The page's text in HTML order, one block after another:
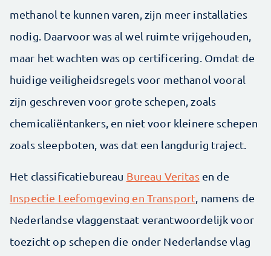
methanol te kunnen varen, zijn meer installaties
nodig. Daarvoor was al wel ruimte vrijgehouden,
maar het wachten was op certificering. Omdat de
huidige veiligheidsregels voor methanol vooral
zijn geschreven voor grote schepen, zoals
chemicaliëntankers, en niet voor kleinere schepen
zoals sleepboten, was dat een langdurig traject.
Het classificatiebureau Bureau Veritasen de
Inspectie Leefomgeving en Transport, namens de
Nederlandse vlaggenstaat verantwoordelijk voor
toezicht op schepen die onder Nederlandse vlag